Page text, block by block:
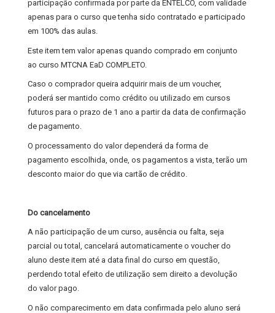
participação confirmada por parte da ENTELCO, com validade
apenas para o curso que tenha sido contratado e participado
em 100% das aulas.
Este item tem valor apenas quando comprado em conjunto
ao curso MTCNA EaD COMPLETO.
Caso o comprador queira adquirir mais de um voucher,
poderá ser mantido como crédito ou utilizado em cursos
futuros para o prazo de 1 ano a partir da data de confirmação
de pagamento.
O processamento do valor dependerá da forma de
pagamento escolhida, onde, os pagamentos a vista, terão um
desconto maior do que via cartão de crédito.
Do cancelamento
A não participação de um curso, ausência ou falta, seja
parcial ou total, cancelará automaticamente o voucher do
aluno deste item até a data final do curso em questão,
perdendo total efeito de utilização sem direito a devolução
do valor pago.
O não comparecimento em data confirmada pelo aluno será